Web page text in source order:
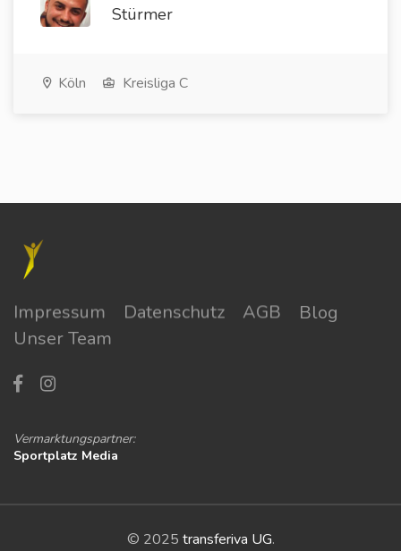
Stürmer
Köln Kreisliga C
Impressum Datenschutz AGB
Blog
Unser Team
Vermarktungspartner:
Sportplatz Media
© 2025 transferiva UG.